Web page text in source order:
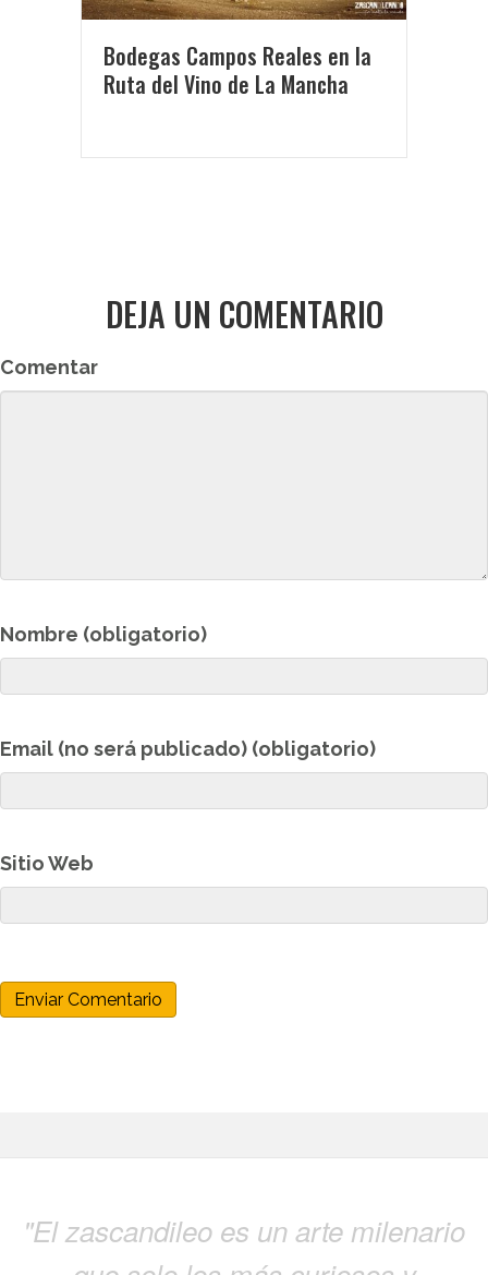
Bodegas Campos Reales en la
Ruta del Vino de La Mancha
DEJA UN COMENTARIO
Comentar
Nombre (obligatorio)
Email (no será publicado) (obligatorio)
Sitio Web
"El zascandileo es un arte milenario